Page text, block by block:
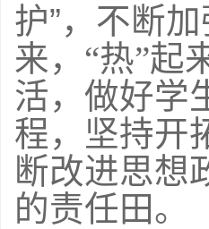
护”， 不断
来，“热”起
活，做好学
程，坚持开
断改进思想
的责任田。